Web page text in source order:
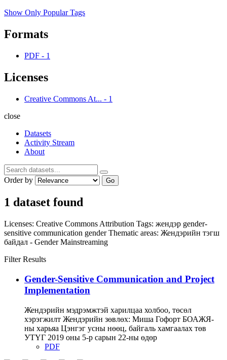
Show Only Popular Tags
Formats
PDF - 1
Licenses
Creative Commons At... - 1
close
Datasets
Activity Stream
About
Order by Go
1 dataset found
Licenses: Creative Commons Attribution Tags: жендэр gender-
sensitive communication genderThematic areas: Жендэрийн тэгш
байдал - Gender Mainstreaming
Filter Results
Gender-Sensitive Communication and Project
Implementation
Жендэрийн мэдрэмжтэй харилцаа холбоо, төсөл
хэрэгжилт Жендэрийн зөвлөх: Миша Гофорт БОАЖЯ-
ны харьяа Цэнгэг усны нөөц, байгаль хамгаалах төв
УТҮГ 2019 оны 5-р сарын 22-ны өдөр
PDF